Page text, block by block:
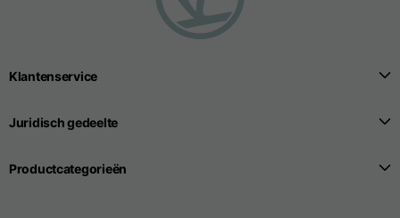
Klantenservice
Juridisch gedeelte
Productcategorieën